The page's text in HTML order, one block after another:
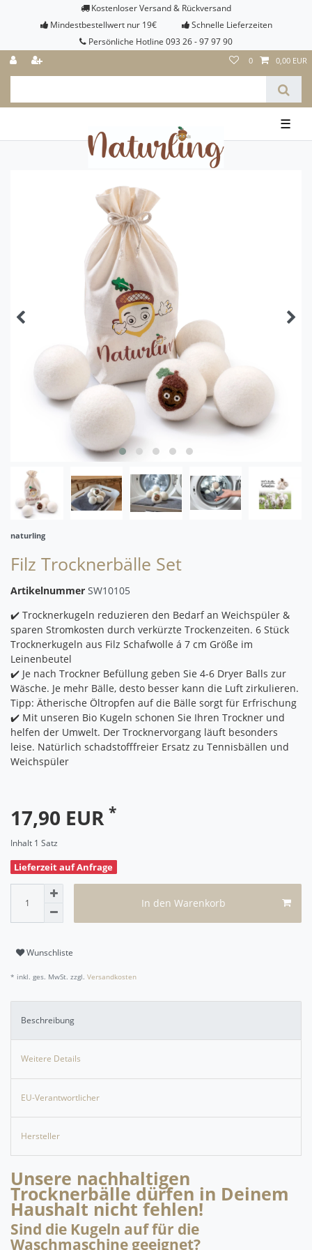
Kostenloser Versand & Rückversand
Mindestbestellwert nur 19€
Schnelle Lieferzeiten
Persönliche Hotline 093 26 - 97 97 90
0 0,00 EUR
☰
naturling
Filz Trocknerbälle Set
Artikelnummer SW10105
✔️ Trocknerkugeln reduzieren den Bedarf an Weichspüler &
sparen Stromkosten durch verkürzte Trockenzeiten. 6 Stück
Trocknerkugeln aus Filz Schafwolle á 7 cm Größe im
Leinenbeutel
✔️ Je nach Trockner Befüllung geben Sie 4-6 Dryer Balls zur
Wäsche. Je mehr Bälle, desto besser kann die Luft zirkulieren.
Tipp: Ätherische Öltropfen auf die Bälle sorgt für Erfrischung
✔️ Mit unseren Bio Kugeln schonen Sie Ihren Trockner und
helfen der Umwelt. Der Trocknervorgang läuft besonders
leise. Natürlich schadstofffreier Ersatz zu Tennisbällen und
Weichspüler
17,90 EUR *
Inhalt 1 Satz
Lieferzeit auf Anfrage
In den Warenkorb
Wunschliste
* inkl. ges. MwSt. zzgl. Versandkosten
Beschreibung
Weitere Details
EU-Verantwortlicher
Hersteller
Unsere nachhaltigen
Trocknerbälle dürfen in Deinem
Haushalt nicht fehlen!
Sind die Kugeln auf für die
Waschmaschine geeignet?